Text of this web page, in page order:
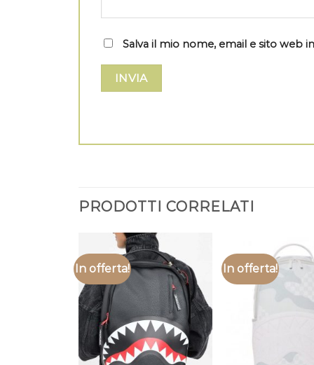
Salva il mio nome, email e sito web
PRODOTTI CORRELATI
In offerta! In offerta!